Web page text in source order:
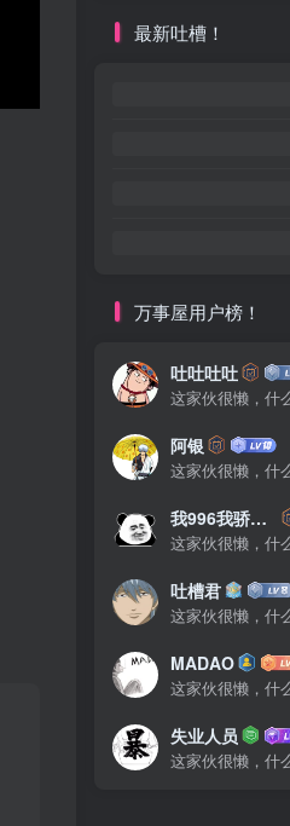
最新吐槽！
万事屋用户榜！
吐吐吐吐
阿银
我996我骄傲了么
吐槽君
MADAO
失业人员